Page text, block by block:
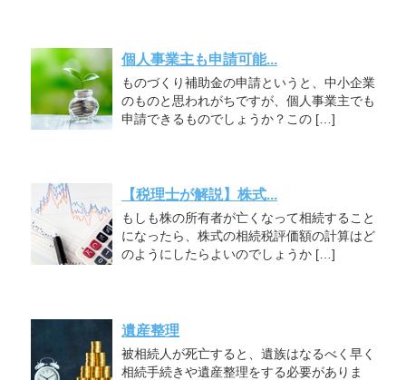
個人事業主も申請可能...
ものづくり補助金の申請というと、中小企業
のものと思われがちですが、個人事業主でも
申請できるものでしょうか？この […]
【税理士が解説】株式...
もしも株の所有者が亡くなって相続すること
になったら、株式の相続税評価額の計算はど
のようにしたらよいのでしょうか […]
遺産整理
被相続人が死亡すると、遺族はなるべく早く
相続手続きや遺産整理をする必要がありま